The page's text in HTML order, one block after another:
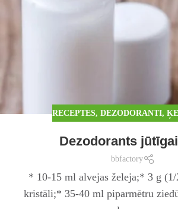
RECEPTES, DEZODORANTI,
Dezodorants
bbfactory
* 10-15 ml alvejas želeja;* 3 g
kristāli;* 35-40 ml piparmētru